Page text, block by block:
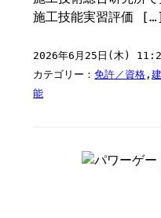
施工技能実習評価 […]
2026年6月25日(木)
カテゴリー：免許／資格 ,
能